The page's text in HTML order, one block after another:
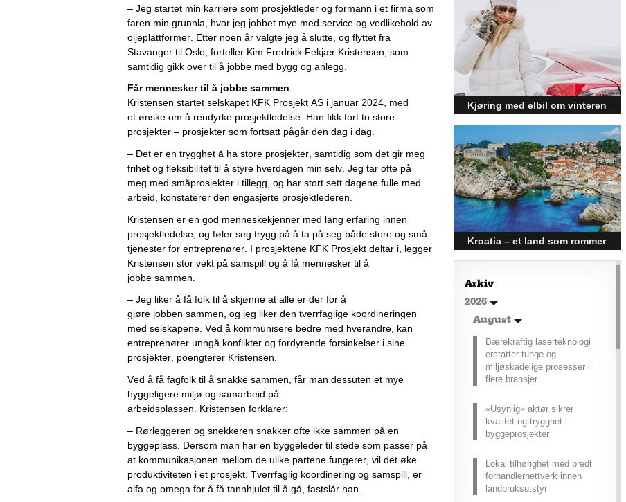
– Jeg startet min karriere som prosjektleder og formann i et firma som
faren min grunnla, hvor jeg jobbet mye med service og vedlikehold av
oljeplattformer. Etter noen år valgte jeg å slutte, og flyttet fra
Stavanger til Oslo, forteller Kim Fredrick Fekjær Kristensen, som
samtidig gikk over til å jobbe med bygg og anlegg.
Får mennesker til å jobbe sammen
Kristensen startet selskapet KFK Prosjekt AS i januar 2024, med
et ønske om å rendyrke prosjektledelse. Han fikk fort to store
prosjekter – prosjekter som fortsatt pågår den dag i dag.
– Det er en trygghet å ha store prosjekter, samtidig som det gir meg
frihet og fleksibilitet til å styre hverdagen min selv . Jeg tar ofte på
meg med småprosjekter i tillegg, og har stort sett dagene fulle med
arbeid , konstaterer den engasjerte prosjektlederen.
Kristensen er en god menneskekjenner med lang erfaring innen
prosjektledelse, og føler seg trygg på å ta på seg både store og små
tjenester for entreprenører. I prosjektene KFK Prosjekt deltar i , legger
Kristensen stor vekt på samspill og å få mennesker til å
jobbe sammen.
– Jeg liker å få folk til å skjønne at alle er der for å
gjøre jobben sammen, og jeg liker den tverrfaglige koordineringen
med selskapene. Ved å kommunisere bedre med hverandre, kan
entreprenører unngå konflikter og fordyrende forsinkelser i sine
prosjekter, poengterer Kristensen.
Ved å få fagfolk til å snakke sammen, får man dessuten et mye
hyggeligere miljø og samarbeid på
arbeidsplassen. Kristensen forklarer:
– Rørleggeren og snekkeren snakker ofte ikke sammen på en
byggeplass. Dersom man har en byggeleder til stede som passer på
at kommunikasjonen mellom de ulike partene fungerer, vil det øke
produktiviteten i et prosjekt. Tverrfaglig koordinering og samspill, er
alfa og omega for å få tannhjulet til å gå, fastslår han.
Den norske økonomien har vist
jevn vekst de siste tre kvartalene,
noe som skaper optimisme på
tvers av ulike sektorer.
Byggebransjen er spesielt godt
posisjonert til å dra nytte av denne
økonomiske oppgangen.
Kjøring med elbil om vinteren
– hvordan få bedre
rekkevidde?
Elbiler (EV) representerer
fremtiden for transport, men deres
effektivitet under utfordrende
vinterforhold kan være en
utfordring.
Kroatia – et land som rommer
mer enn kysten
Kroatia forbindes ofte med sol,
bading og klart hav, men landet
har langt flere sider enn det
førsteinntrykket mange sitter igjen
Arkiv
2026
August
Bærekraftig laserteknologi
erstatter tunge og
miljøskadelige prosesser i
flere bransjer
«Usynlig» aktør sikrer
kvalitet og trygghet i
byggeprosjekter
Lokal tilhørighet med bredt
forhandlernettverk innen
landbruksutstyr